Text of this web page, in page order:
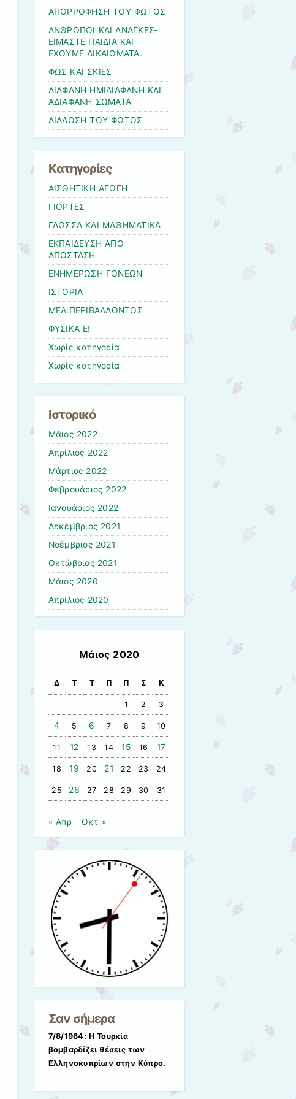
ΑΠΟΡΡΟΦΗΣΗ ΤΟΥ ΦΩΤΟΣ
ΑΝΘΡΩΠΟΙ ΚΑΙ ΑΝΑΓΚΕΣ-
ΕΙΜΑΣΤΕ ΠΑΙΔΙΑ ΚΑΙ
ΕΧΟΥΜΕ ΔΙΚΑΙΩΜΑΤΑ.
ΦΩΣ ΚΑΙ ΣΚΙΕΣ
ΔΙΑΦΑΝΗ ΗΜΙΔΙΑΦΑΝΗ ΚΑΙ
ΑΔΙΑΦΑΝΗ ΣΩΜΑΤΑ
ΔΙΑΔΟΣΗ ΤΟΥ ΦΩΤΟΣ
Kατηγορίες
ΑΙΣΘΗΤΙΚΗ ΑΓΩΓΗ
ΓΙΟΡΤΕΣ
ΓΛΩΣΣΑ ΚΑΙ ΜΑΘΗΜΑΤΙΚΑ
ΕΚΠΑΙΔΕΥΣΗ ΑΠΟ
ΑΠΟΣΤΑΣΗ
ΕΝΗΜΕΡΩΣΗ ΓΟΝΕΩΝ
ΙΣΤΟΡΙΑ
ΜΕΛ.ΠΕΡΙΒΑΛΛΟΝΤΟΣ
ΦΥΣΙΚΑ Ε!
Χωρίς κατηγορία
Χωρίς κατηγορία
Ιστορικό
Μάιος 2022
Απρίλιος 2022
Μάρτιος 2022
Φεβρουάριος 2022
Ιανουάριος 2022
Δεκέμβριος 2021
Νοέμβριος 2021
Οκτώβριος 2021
Μάιος 2020
Απρίλιος 2020
Μάιος 2020
Δ Τ Τ Π Π Σ Κ
1 2 3
4 5 6 7 8 9 10
11 12 13 14 15 16 17
18 19 20 21 22 23 24
25 26 27 28 29 30 31
« Απρ Οκτ »
Σαν σήμερα
7/8/1964: Η Τουρκία
βομβαρδίζει θέσεις των
Ελληνοκυπρίων στην Κύπρο.